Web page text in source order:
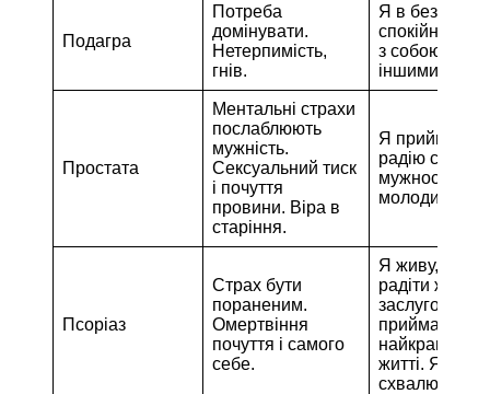
Подагра
Потреба
домінувати.
Нетерпимість,
гнів.
Я в безпеці.
спокійний і в
з собою та
іншими.
Простата
Ментальні страхи
послаблюють
мужність.
Сексуальний тиск
і почуття
провини. Віра в
старіння.
Я приймаю і
радію своїй
мужності. Я
молодий
Псоріаз
Страх бути
пораненим.
Омертвіння
почуття і самого
себе.
Я живу, щоб
радіти
заслуговую і
приймаю
найкраще в
житті. Я
схвалюю